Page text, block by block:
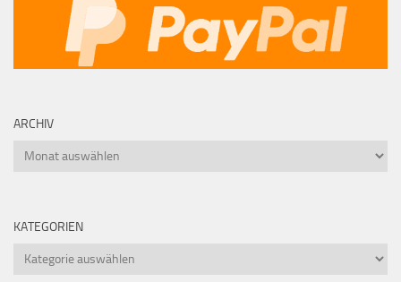
ARCHIV
Archiv
KATEGORIEN
Kategorien